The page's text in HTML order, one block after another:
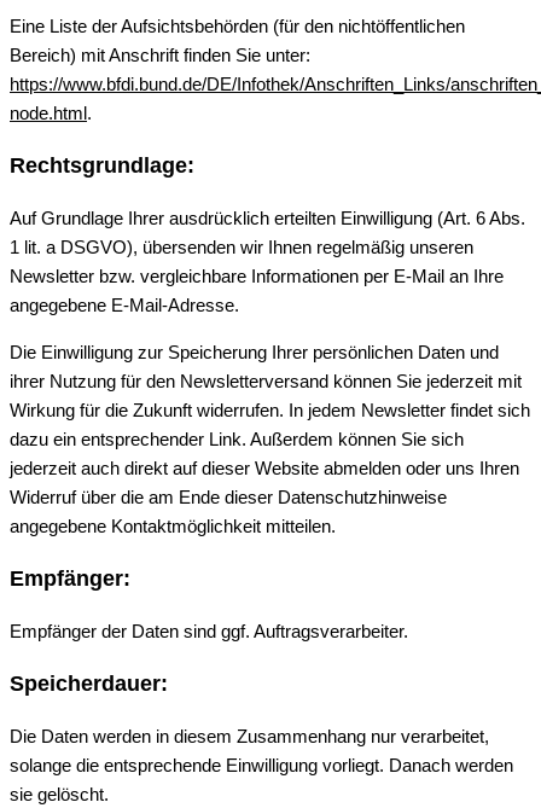
Eine Liste der Aufsichtsbehörden (für den nichtöffentlichen
Bereich) mit Anschrift finden Sie unter:
https://www.bfdi.bund.de/DE/Infothek/Anschriften_Links/
node.html.
Rechtsgrundlage:
Auf Grundlage Ihrer ausdrücklich erteilten Einwilligung (Art. 6 Abs.
1 lit. a DSGVO), übersenden wir Ihnen regelmäßig unseren
Newsletter bzw. vergleichbare Informationen per E-Mail an Ihre
angegebene E-Mail-Adresse.
Die Einwilligung zur Speicherung Ihrer persönlichen Daten und
ihrer Nutzung für den Newsletterversand können Sie jederzeit mit
Wirkung für die Zukunft widerrufen. In jedem Newsletter findet sich
dazu ein entsprechender Link. Außerdem können Sie sich
jederzeit auch direkt auf dieser Website abmelden oder uns Ihren
Widerruf über die am Ende dieser Datenschutzhinweise
angegebene Kontaktmöglichkeit mitteilen.
Empfänger:
Empfänger der Daten sind ggf. Auftragsverarbeiter.
Speicherdauer:
Die Daten werden in diesem Zusammenhang nur verarbeitet,
solange die entsprechende Einwilligung vorliegt. Danach werden
sie gelöscht.